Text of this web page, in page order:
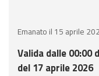
Previsioni meteo e
marine
Emanato il 15 aprile
Valida dalle 00:00
del 17 aprile 2026